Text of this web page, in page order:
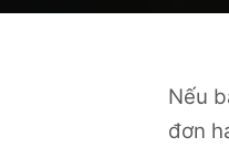
Nếu
đơn